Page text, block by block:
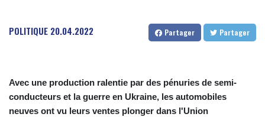
POLITIQUE 20.04.2022 Partager Partager
Avec une production ralentie par des pénuries de semi-
conducteurs et la guerre en Ukraine, les automobiles
neuves ont vu leurs ventes plonger dans l'Union